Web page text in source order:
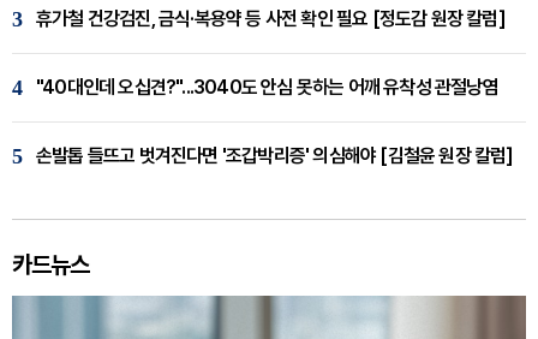
3 휴가철 건강검진, 금식·복용약 등 사전 확인 필요 [정도감 원장 칼럼]
4 "40대인데 오십견?"...3040도 안심 못하는 어깨 유착성 관절낭염
5 손발톱 들뜨고 벗겨진다면 '조갑박리증' 의심해야 [김철윤 원장 칼럼]
카드뉴스